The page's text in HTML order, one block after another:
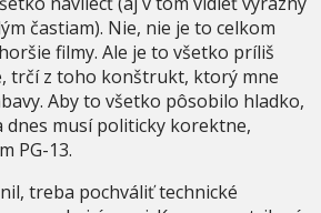
častiam). Nie, nie je to celkom
filmy. Ale je to všetko príliš
trčí z toho konštrukt, ktorý mne
Aby to všetko pôsobilo hladko,
dnes musí politicky korektne,
PG-13.
treba pochváliť technické